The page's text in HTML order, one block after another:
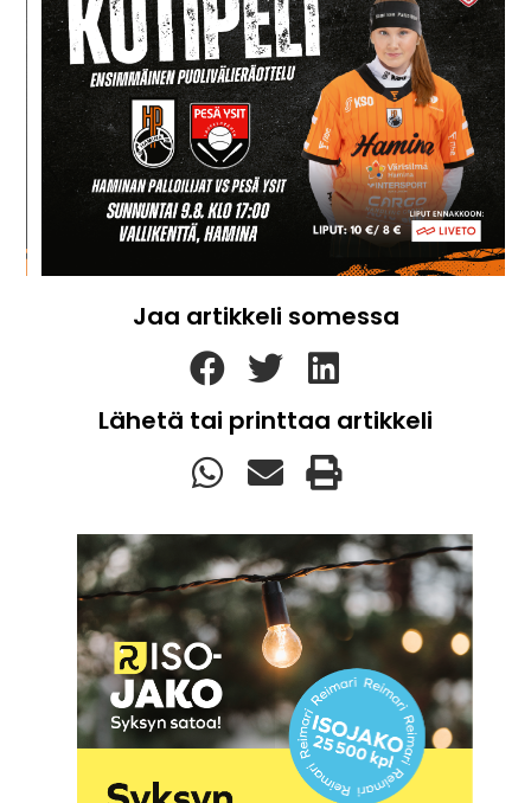
Jaa artikkeli somessa
Lähetä tai printtaa artikkeli